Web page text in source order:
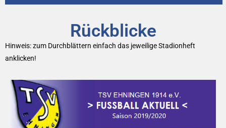
Rückblicke
Hinweis: zum Durchblättern einfach das jeweilige Stadionheft
anklicken!